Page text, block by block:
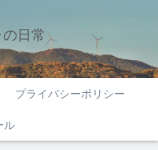
日常
プライバシーポリシー
ル